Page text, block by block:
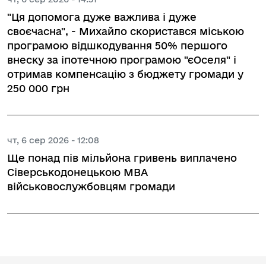
"Ця допомога дуже важлива і дуже
своєчасна", - Михайло скористався міською
програмою відшкодування 50% першого
внеску за іпотечною програмою "єОселя" і
отримав компенсацію з бюджету громади у
250 000 грн
чт, 6 сер 2026 - 12:08
Ще понад пів мільйона гривень виплачено
Сіверськодонецькою МВА
військовослужбовцям громади